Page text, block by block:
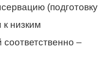
(подготовку
к низким
–